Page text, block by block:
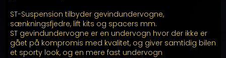
ST-Suspension tilbyder gevindundervogne,
sænkningsfjedre, lift kits og spacers mm.
ST gevindundervogne er en undervogn hvor der ikke er
gået på kompromis med kvalitet, og giver samtidig bilen
et sporty look, og en mere fast undervogn